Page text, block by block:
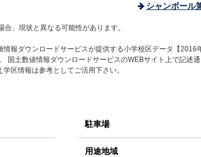
シャンボール
、現状と異なる可能性があります。
報ダウンロードサービスが提供する小学校区データ【
国土数値情報ダウンロードサービスのWEBサイト上で記述
区情報は参考としてご活用下さい。
駐車場
用途地域